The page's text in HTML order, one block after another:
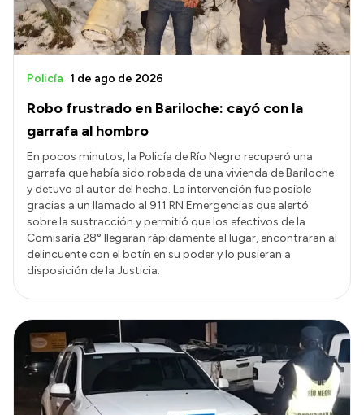
Robo frustrado en Bariloche: cayó con la
garrafa al hombro
Policía 1 de ago de 2026
En pocos minutos, la Policía de Río Negro recuperó una
garrafa que había sido robada de una vivienda de Bariloche
y detuvo al autor del hecho. La intervención fue posible
gracias a un llamado al 911 RN Emergencias que alertó
sobre la sustracción y permitió que los efectivos de la
Comisaría 28° llegaran rápidamente al lugar, encontraran al
delincuente con el botín en su poder y lo pusieran a
disposición de la Justicia.